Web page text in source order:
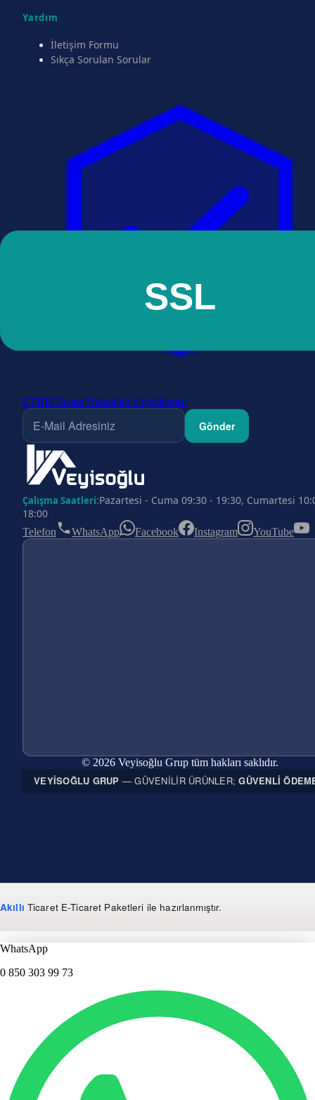
Yardım
İletişim Formu
Sıkça Sorulan Sorular
ETBİSTicaret Bakanlığı doğrulaması
Gönder
Çalışma Saatleri:Pazartesi - Cuma 09:30 - 19:30, Cumartesi
18:00
Telefon WhatsApp Facebook Instagram YouTube
© 2026 Veyisoğlu Grup tüm hakları saklıdır.
VEYISOĞLU GRUP — GÜVENILIR ÜRÜNLER;GÜVENLI
Akıllı Ticaret E-Ticaret Paketleri ile hazırlanmıştır.
WhatsApp
0 850 303 99 73